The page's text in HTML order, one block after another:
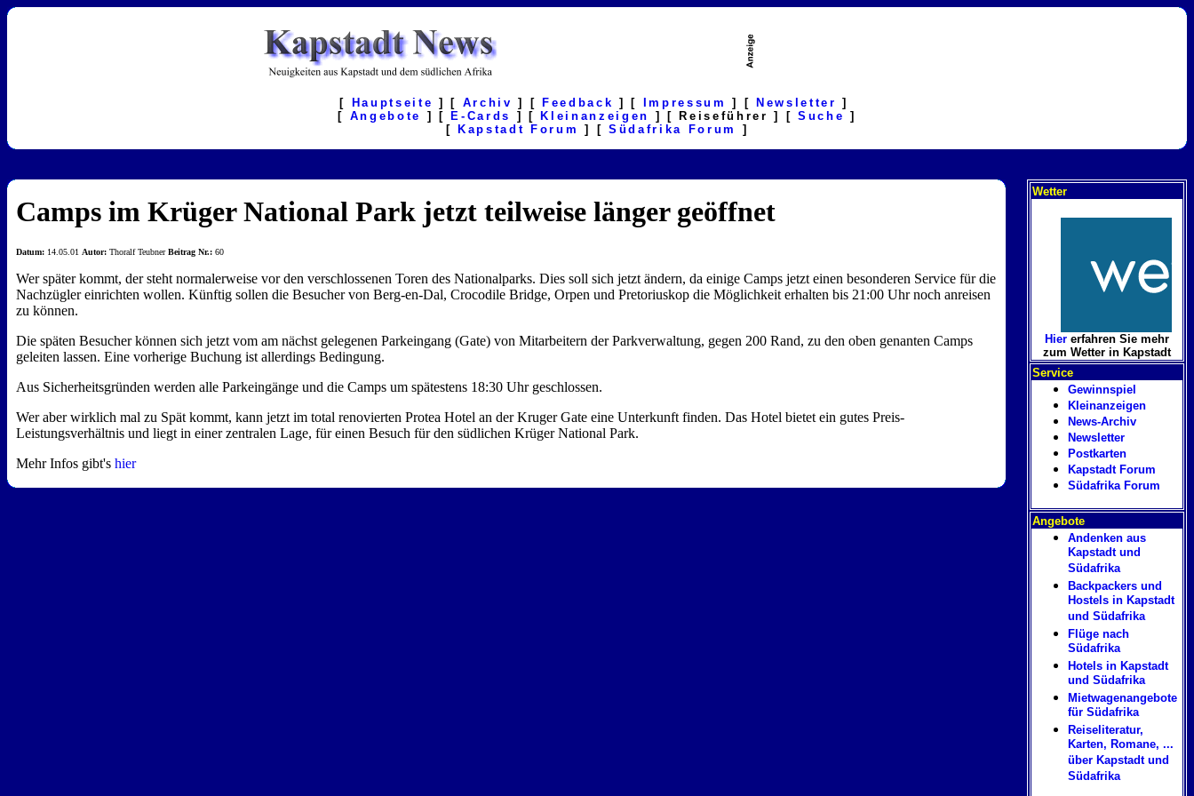
[ Hauptseite ] [ Archiv ] [ Feedback ] [ Impressum ] [ Newsletter ]
[ Angebote ] [ E-Cards ] [ Kleinanzeigen ] [ Reiseführer ] [Suche ]
[
Kapstadt Forum ] [ Südafrika Forum ]
Camps im Krüger National Park jetzt teilweise länger geöffnet
Datum: 14.05.01 Autor: Thoralf TeubnerBeitrag Nr.: 60
Wer später kommt, der steht normalerweise vor den verschlossenen Toren des Nationalparks. Dies soll sich jetzt ändern, da einige Camps jetzt einen besonderen Service für die
Nachzügler einrichten wollen. Künftig sollen die Besucher von Berg-en-Dal, Crocodile Bridge, Orpen und Pretoriuskop die Möglichkeit erhalten bis 21:00 Uhr noch anreisen
zu können.
Die späten Besucher können sich jetzt vom am nächst gelegenen Parkeingang (Gate) von Mitarbeitern der Parkverwaltung, gegen 200 Rand, zu den oben genanten Camps
geleiten lassen. Eine vorherige Buchung ist allerdings Bedingung.
Aus Sicherheitsgründen werden alle Parkeingänge und die Camps um spätestens 18:30 Uhr geschlossen.
Wer aber wirklich mal zu Spät kommt, kann jetzt im total renovierten Protea Hotel an der Kruger Gate eine Unterkunft finden. Das Hotel bietet ein gutes Preis-
Leistungsverhältnis und liegt in einer zentralen Lage, für einen Besuch für den südlichen Krüger National Park.
Mehr Infos gibt's hier
Wetter
Hier erfahren Sie mehr
zum Wetter in Kapstadt
Service
Gewinnspiel
Kleinanzeigen
News-Archiv
Newsletter
Postkarten
Kapstadt Forum
Südafrika Forum
Angebote
Andenken aus
Kapstadt und
Südafrika
Backpackers und
Hostels in Kapstadt
und Südafrika
Flüge nach
Südafrika
Hotels in Kapstadt
und Südafrika
Mietwagenangebote
für Südafrika
Reiseliteratur,
Karten, Romane, ...
über Kapstadt und
Südafrika